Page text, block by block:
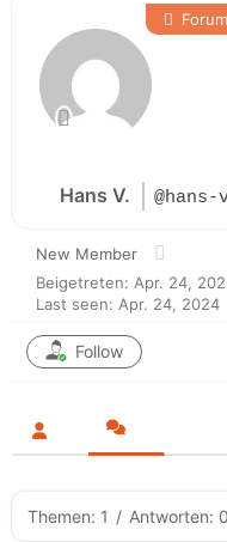
Hans V. @hans-
New Member
Beigetreten: Apr. 24,
Last seen: Apr. 24, 2024
Follow
Themen: 1 / Antworten: 0